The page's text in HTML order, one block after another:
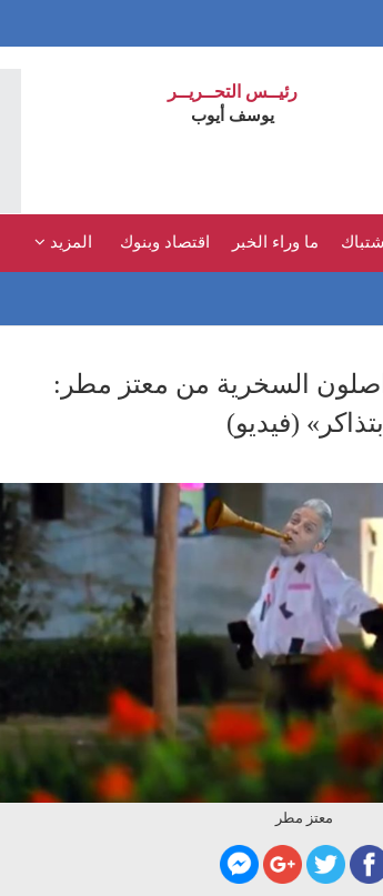
رئيــس التحــريــر
يوسف أيوب
ما وراء الخبر اقتصاد وبنوك المزيد
السخرية من معتز مطر:
(فيديو)
معتز مطر